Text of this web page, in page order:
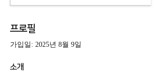
프로필
가입일: 2025년 8월 9일
소개